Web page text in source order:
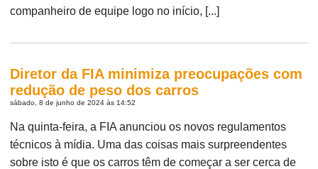
companheiro de equipe logo no início, [...]
Diretor da FIA minimiza preocupações com
redução de peso dos carros
sábado, 8 de junho de 2024 às 14:52
Na quinta-feira, a FIA anunciou os novos regulamentos
técnicos à mídia. Uma das coisas mais surpreendentes
sobre isto é que os carros têm de começar a ser cerca de